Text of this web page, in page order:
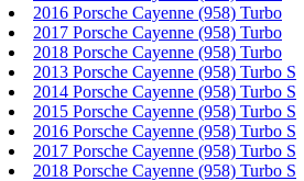
2016 Porsche Cayenne (958) Turbo
2017 Porsche Cayenne (958) Turbo
2018 Porsche Cayenne (958) Turbo
2013 Porsche Cayenne (958) Turbo S
2014 Porsche Cayenne (958) Turbo S
2015 Porsche Cayenne (958) Turbo S
2016 Porsche Cayenne (958) Turbo S
2017 Porsche Cayenne (958) Turbo S
2018 Porsche Cayenne (958) Turbo S